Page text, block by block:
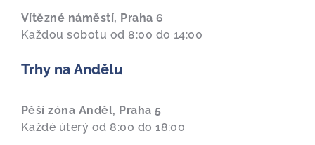
Vítězné náměstí, Praha 6
Každou sobotu od 8:00 do 14:00
Trhy na Andělu
Pěší zóna Anděl, Praha 5
Každé úterý od 8:00 do 18:00